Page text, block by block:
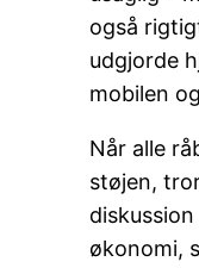
også
udgjorde
mobilen
Når alle
støjen,
økonomi,